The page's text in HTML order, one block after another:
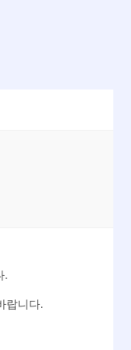
.
랍니다.